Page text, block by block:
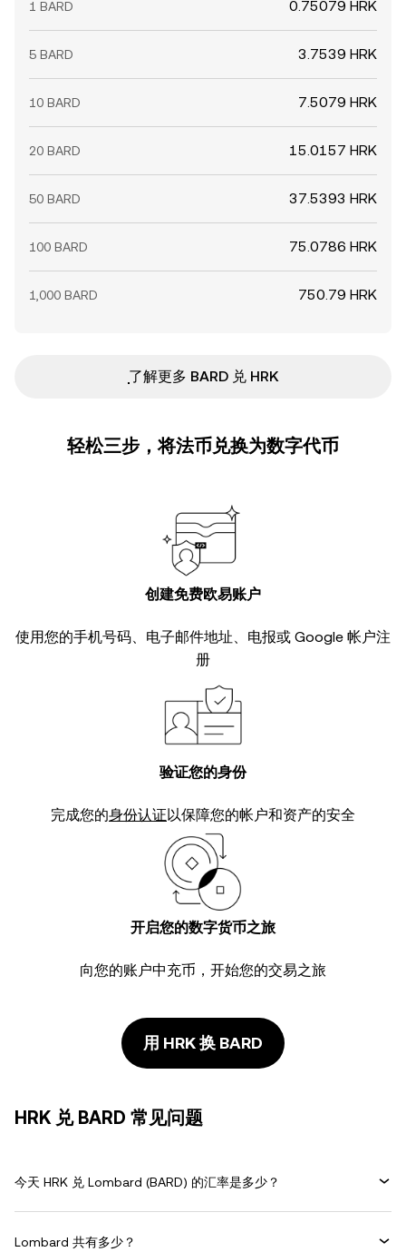
1 BARD 0.75079 HRK
5 BARD 3.7539 HRK
10 BARD 7.5079 HRK
20 BARD 15.0157 HRK
50 BARD 37.5393 HRK
100 BARD 75.0786 HRK
1,000 BARD 750.79 HRK
ִִִִִִִִִִִִִִִִִִִִִִִִִִִִִִִִִִִִִִִִִִִִִִִ了解更多 BARD 兑 HRK
轻松三步，将法币兑换为数字代币
创建免费欧易账户
使用您的手机号码、电子邮件地址、电报或 Google 帐户注
册
验证您的身份
完成您的身份认证以保障您的帐户和资产的安全
开启您的数字货币之旅
向您的账户中充币，开始您的交易之旅
用 HRK 换 BARD
HRK 兑 BARD 常见问题
今天 HRK 兑 Lombard (BARD) 的汇率是多少？
Lombard 共有多少？